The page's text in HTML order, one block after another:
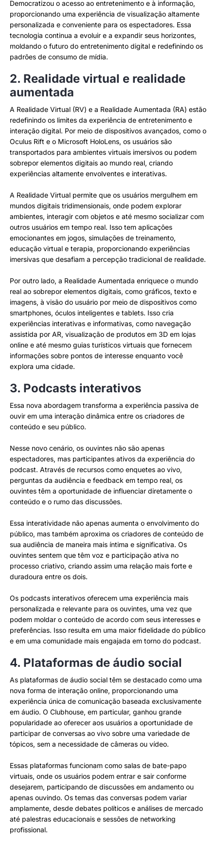
Democratizou o acesso ao entretenimento e à informação,
proporcionando uma experiência de visualização altamente
personalizada e conveniente para os espectadores. Essa
tecnologia continua a evoluir e a expandir seus horizontes,
moldando o futuro do entretenimento digital e redefinindo os
padrões de consumo de mídia.
2. Realidade virtual e realidade
aumentada
A Realidade Virtual (RV) e a Realidade Aumentada (RA) estão
redefinindo os limites da experiência de entretenimento e
interação digital. Por meio de dispositivos avançados, como o
Oculus Rift e o Microsoft HoloLens, os usuários são
transportados para ambientes virtuais imersivos ou podem
sobrepor elementos digitais ao mundo real, criando
experiências altamente envolventes e interativas.
A Realidade Virtual permite que os usuários mergulhem em
mundos digitais tridimensionais, onde podem explorar
ambientes, interagir com objetos e até mesmo socializar com
outros usuários em tempo real. Isso tem aplicações
emocionantes em jogos, simulações de treinamento,
educação virtual e terapia, proporcionando experiências
imersivas que desafiam a percepção tradicional de realidade.
Por outro lado, a Realidade Aumentada enriquece o mundo
real ao sobrepor elementos digitais, como gráficos, texto e
imagens, à visão do usuário por meio de dispositivos como
smartphones, óculos inteligentes e tablets. Isso cria
experiências interativas e informativas, como navegação
assistida por AR, visualização de produtos em 3D em lojas
online e até mesmo guias turísticos virtuais que fornecem
informações sobre pontos de interesse enquanto você
explora uma cidade.
3. Podcasts interativos
Essa nova abordagem transforma a experiência passiva de
ouvir em uma interação dinâmica entre os criadores de
conteúdo e seu público.
Nesse novo cenário, os ouvintes não são apenas
espectadores, mas participantes ativos da experiência do
podcast. Através de recursos como enquetes ao vivo,
perguntas da audiência e feedback em tempo real, os
ouvintes têm a oportunidade de influenciar diretamente o
conteúdo e o rumo das discussões.
Essa interatividade não apenas aumenta o envolvimento do
público, mas também aproxima os criadores de conteúdo de
sua audiência de maneira mais íntima e significativa. Os
ouvintes sentem que têm voz e participação ativa no
processo criativo, criando assim uma relação mais forte e
duradoura entre os dois.
Os podcasts interativos oferecem uma experiência mais
personalizada e relevante para os ouvintes, uma vez que
podem moldar o conteúdo de acordo com seus interesses e
preferências. Isso resulta em uma maior fidelidade do público
e em uma comunidade mais engajada em torno do podcast.
4. Plataformas de áudio social
As plataformas de áudio social têm se destacado como uma
nova forma de interação online, proporcionando uma
experiência única de comunicação baseada exclusivamente
em áudio. O Clubhouse, em particular, ganhou grande
popularidade ao oferecer aos usuários a oportunidade de
participar de conversas ao vivo sobre uma variedade de
tópicos, sem a necessidade de câmeras ou vídeo.
Essas plataformas funcionam como salas de bate-papo
virtuais, onde os usuários podem entrar e sair conforme
desejarem, participando de discussões em andamento ou
apenas ouvindo. Os temas das conversas podem variar
amplamente, desde debates políticos e análises de mercado
até palestras educacionais e sessões de networking
profissional.